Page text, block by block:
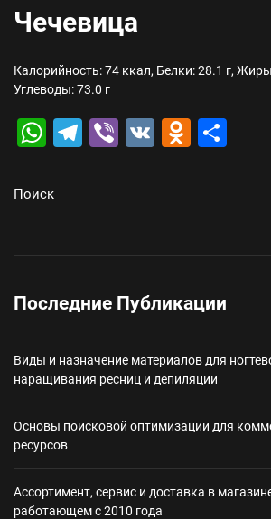
Чечевица
Калорийность: 74 ккал, Белки: 28.1 г,
Углеводы: 73.0 г
WhatsApp
Telegram
Viber
VK
Поиск
Последние Публикации
Виды и назначение материалов для
наращивания ресниц и депиляции
Основы поисковой оптимизации для
ресурсов
Ассортимент, сервис и доставка в
работающем с 2010 года